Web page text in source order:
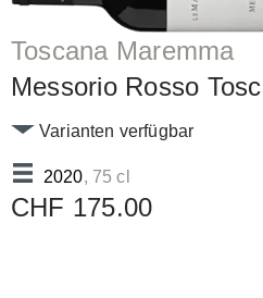
Toscana Maremma
Messorio Rosso
2020, 75 cl
Varianten verfügbar
CHF 175.00